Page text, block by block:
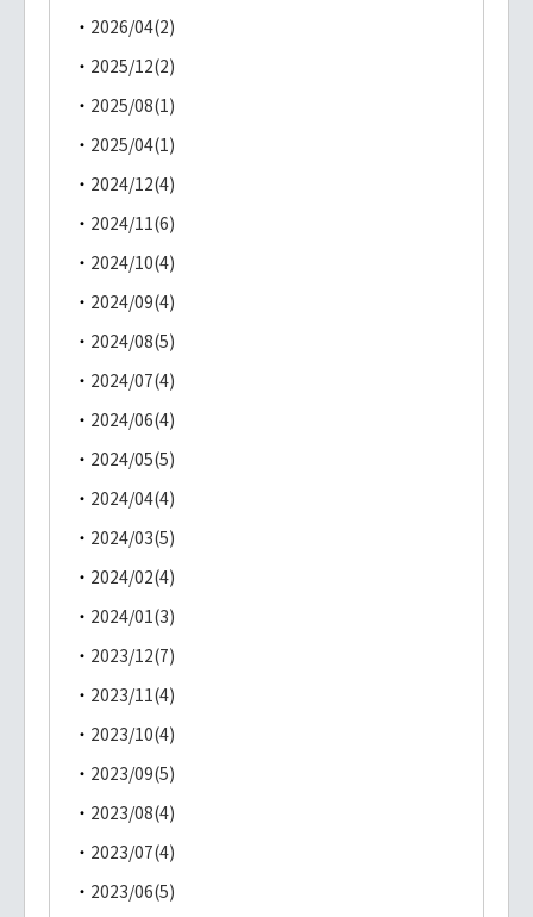
2026/04(2)
2025/12(2)
2025/08(1)
2025/04(1)
2024/12(4)
2024/11(6)
2024/10(4)
2024/09(4)
2024/08(5)
2024/07(4)
2024/06(4)
2024/05(5)
2024/04(4)
2024/03(5)
2024/02(4)
2024/01(3)
2023/12(7)
2023/11(4)
2023/10(4)
2023/09(5)
2023/08(4)
2023/07(4)
2023/06(5)